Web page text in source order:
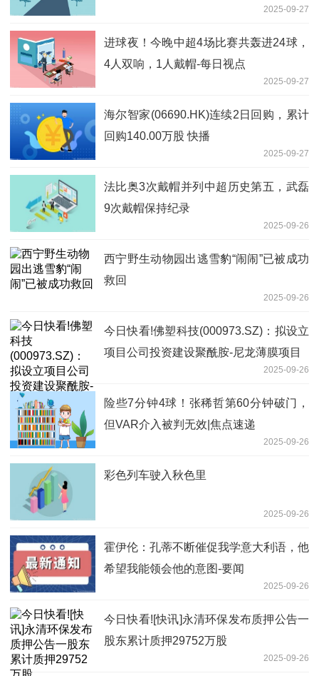
2025-09-27
进球夜！今晚中超4场比赛共轰进24球，
4人双响，1人戴帽-每日视点
2025-09-27
海尔智家(06690.HK)连续2日回购，累计
回购140.00万股 快播
2025-09-27
法比奥3次戴帽并列中超历史第五，武磊
9次戴帽保持纪录
2025-09-26
西宁野生动物园出逃雪豹“闹闹”已被成功
救回
2025-09-26
今日快看!佛塑科技(000973.SZ)：拟设立
项目公司投资建设聚酰胺-尼龙薄膜项目
2025-09-26
险些7分钟4球！张稀哲第60分钟破门，
但VAR介入被判无效|焦点速递
2025-09-26
彩色列车驶入秋色里
2025-09-26
霍伊伦：孔蒂不断催促我学意大利语，他
希望我能领会他的意图-要闻
2025-09-26
今日快看![快讯]永清环保发布质押公告一
股东累计质押29752万股
2025-09-26